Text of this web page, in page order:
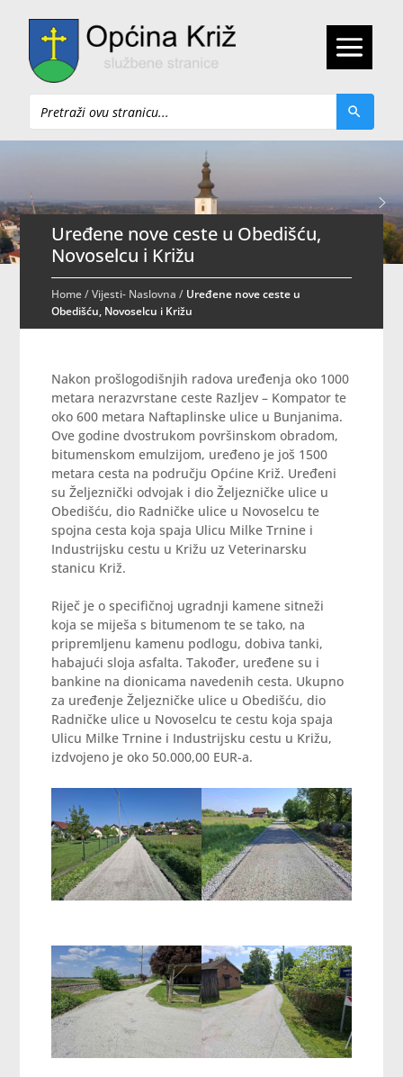
Pretraži
Uređene nove ceste u Obedišću,
Novoselcu i Križu
Home/Vijesti- Naslovna / Uređene nove ceste u
Obedišću, Novoselcu i Križu
Nakon prošlogodišnjih radova uređenja oko 1000
metara nerazvrstane ceste Razljev – Kompator te
oko 600 metara Naftaplinske ulice u Bunjanima.
Ove godine dvostrukom površinskom obradom,
bitumenskom emulzijom, uređeno je još 1500
metara cesta na području Općine Križ. Uređeni
su Željeznički odvojak i dio Željezničke ulice u
Obedišću, dio Radničke ulice u Novoselcu te
spojna cesta koja spaja Ulicu Milke Trnine i
Industrijsku cestu u Križu uz Veterinarsku
stanicu Križ.
Riječ je o specifičnoj ugradnji kamene sitneži
koja se miješa s bitumenom te se tako, na
pripremljenu kamenu podlogu, dobiva tanki,
habajući sloja asfalta. Također, uređene su i
bankine na dionicama navedenih cesta. Ukupno
za uređenje Željezničke ulice u Obedišću, dio
Radničke ulice u Novoselcu te cestu koja spaja
Ulicu Milke Trnine i Industrijsku cestu u Križu,
izdvojeno je oko 50.000,00 EUR-a.